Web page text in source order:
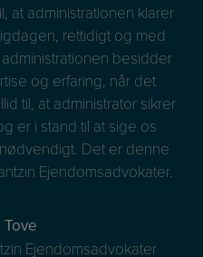
at administrationen klarer
rettidigt og med
besidder
og erfaring, når det
til, at administrator sikrer
er i stand til at sige os
Det er denne
Ejendomsadvokater.
Ejendomsadvokater